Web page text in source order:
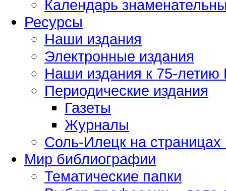
Календарь
Ресурсы
Наши издания
Электронные издания
Наши издания к 75-
Периодические издания
Газеты
Журналы
Соль-Илецк на
Мир библиографии
Тематические папки